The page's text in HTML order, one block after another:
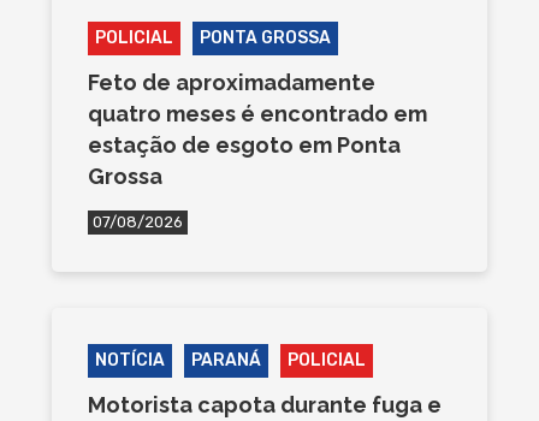
POLICIAL PONTA GROSSA
Feto de aproximadamente
quatro meses é encontrado em
estação de esgoto em Ponta
Grossa
07/08/2026
NOTÍCIA PARANÁ POLICIAL
Motorista capota durante fuga e